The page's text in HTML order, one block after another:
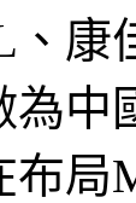
、
為中
布局